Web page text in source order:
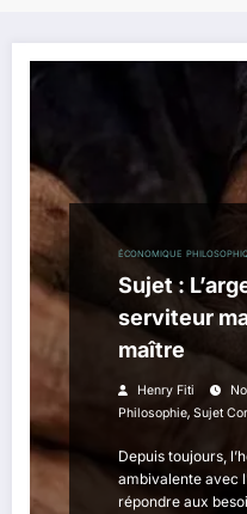
ÉCONOMIQUE
Sujet :
serviteur
maître
Henry Fiti
Philosophie, Sujet
Depuis toujours,
ambivalente avec
répondre aux